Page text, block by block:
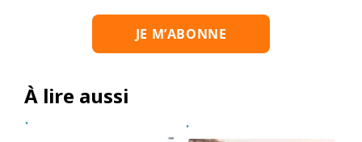
À lire aussi